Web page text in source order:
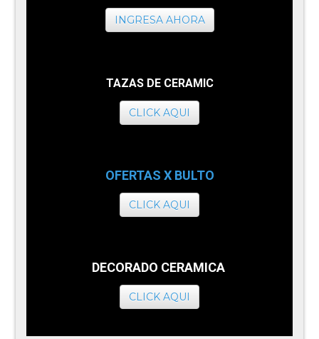
INGRESA AHORA
TAZAS DE CERAMIC
CLICK AQUI
OFERTAS X BULTO
CLICK AQUI
DECORADO CERAMICA
CLICK AQUI